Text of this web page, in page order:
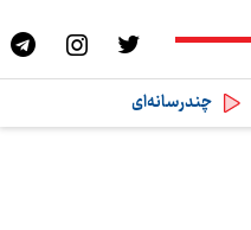
چندرسانه‌ای